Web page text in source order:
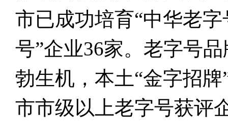
市已成功培育“中华老
号”企业36家。老字号
勃生机，本土“金字招
市市级以上老字号获评